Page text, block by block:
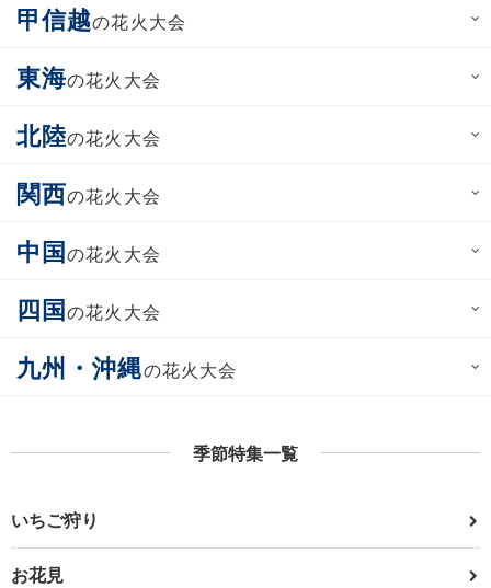
甲信越の花火大会
東海の花火大会
北陸の花火大会
関西の花火大会
中国の花火大会
四国の花火大会
九州・沖縄の花火大会
季節特集一覧
いちご狩り
お花見